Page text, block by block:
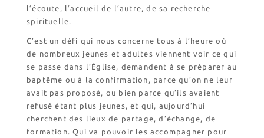
l’écoute, l’accueil de l’autre, de sa recherche
spirituelle.
C’est un défi qui nous concerne tous à l’heure où
de nombreux jeunes et adultes viennent voir ce qui
se passe dans l’Église, demandent à se préparer au
baptême ou à la confirmation, parce qu’on ne leur
avait pas proposé, ou bien parce qu’ils avaient
refusé étant plus jeunes, et qui, aujourd’hui
cherchent des lieux de partage, d’échange, de
formation. Qui va pouvoir les accompagner pour